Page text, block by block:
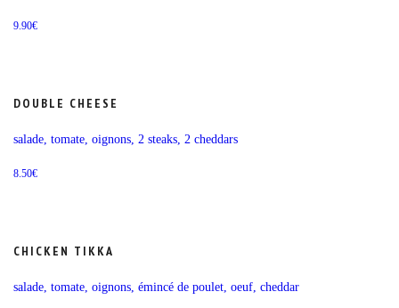
9.90€
DOUBLE CHEESE
salade, tomate, oignons, 2 steaks, 2 cheddars
8.50€
CHICKEN TIKKA
salade, tomate, oignons, émincé de poulet, oeuf, cheddar